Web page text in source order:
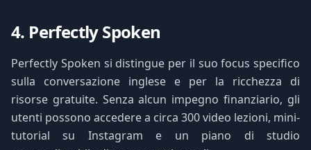
4. Perfectly Spoken
Perfectly Spoken si distingue per il suo focus specifico
sulla conversazione inglese e per la ricchezza di
risorse gratuite. Senza alcun impegno finanziario, gli
utenti possono accedere a circa 300 video lezioni, mini-
tutorial su Instagram e un piano di studio